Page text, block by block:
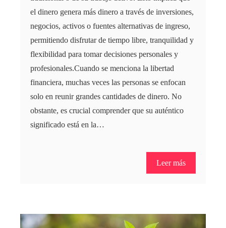
el dinero genera más dinero a través de inversiones,
negocios, activos o fuentes alternativas de ingreso,
permitiendo disfrutar de tiempo libre, tranquilidad y
flexibilidad para tomar decisiones personales y
profesionales.Cuando se menciona la libertad
financiera, muchas veces las personas se enfocan
solo en reunir grandes cantidades de dinero. No
obstante, es crucial comprender que su auténtico
significado está en la…
Leer más